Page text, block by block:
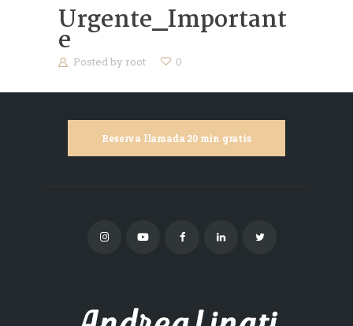
Urgente_Important
e
Posted by root 0
Reserva llamada 20 min gratis